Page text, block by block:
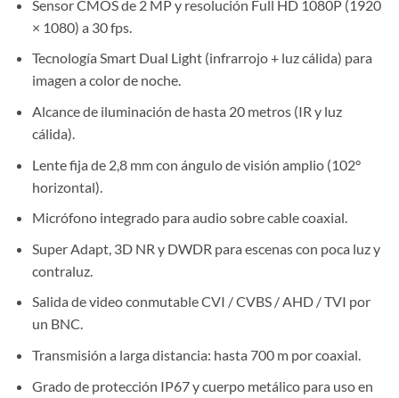
Sensor CMOS de 2 MP y resolución Full HD 1080P (1920
× 1080) a 30 fps.
Tecnología Smart Dual Light (infrarrojo + luz cálida) para
imagen a color de noche.
Alcance de iluminación de hasta 20 metros (IR y luz
cálida).
Lente fija de 2,8 mm con ángulo de visión amplio (102°
horizontal).
Micrófono integrado para audio sobre cable coaxial.
Super Adapt, 3D NR y DWDR para escenas con poca luz y
contraluz.
Salida de video conmutable CVI / CVBS / AHD / TVI por
un BNC.
Transmisión a larga distancia: hasta 700 m por coaxial.
Grado de protección IP67 y cuerpo metálico para uso en